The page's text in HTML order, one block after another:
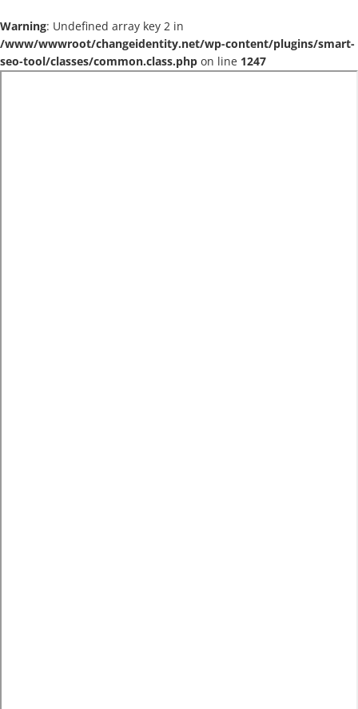
Warning: Undefined array key 2 in
/www/wwwroot/changeidentity.net/wp-content/plugins/smart-
seo-tool/classes/common.class.php on line 1247